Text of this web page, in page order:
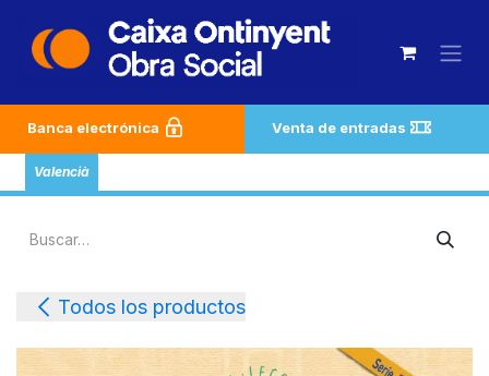
Banca electrónica Venta de entradas
Valencià
Todos los productos